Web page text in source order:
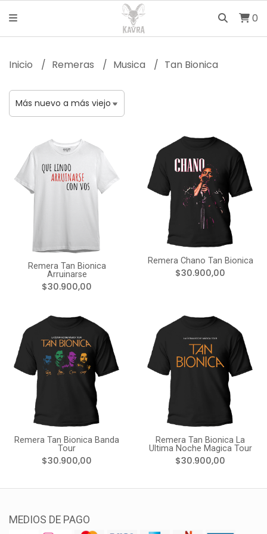
0
Inicio Remeras Musica Tan Bionica
Remera Tan Bionica
Arruinarse
$30.900,00
Remera Chano Tan Bionica
$30.900,00
Remera Tan Bionica Banda
Tour
$30.900,00
Remera Tan Bionica La
Ultima Noche Magica Tour
$30.900,00
MEDIOS DE PAGO